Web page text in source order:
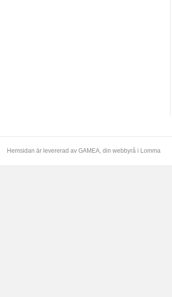
Hemsidan är levererad av GAMEA, din webbyrå i Lomma